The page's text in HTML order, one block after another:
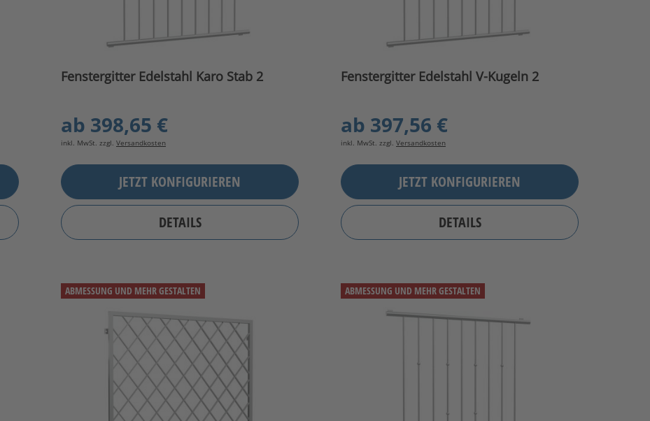
Fenstergitter Edelstahl Karo Stab 2
ab 398,65 €
inkl. MwSt. zzgl. Versandkosten
JETZT KONFIGURIEREN
DETAILS
Fenstergitter Edelstahl V-Kugeln 2
ab 397,56 €
inkl. MwSt. zzgl. Versandkosten
JETZT KONFIGURIEREN
DETAILS
ABMESSUNG UND MEHR GESTALTEN ABMESSUNG UND MEHR GESTALTEN